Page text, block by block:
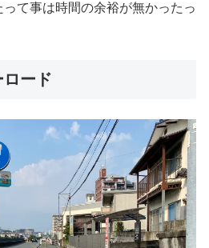
て事は時間の余裕が無かったっ
ード